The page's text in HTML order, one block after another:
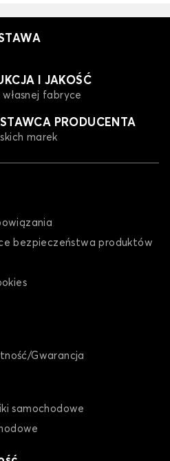
I JAKOŚĆ
fabryce
PRODUCENTA
marek
bezpieczeństwa produktów
Gwarancja
samochodowe